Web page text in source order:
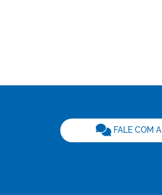
FALE COM A